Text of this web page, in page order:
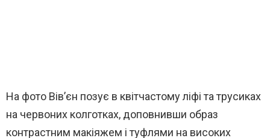
На фото Вів’єн позує в квітчастому ліфі та трусиках
на червоних колготках, доповнивши образ
контрастним макіяжем і туфлями на високих